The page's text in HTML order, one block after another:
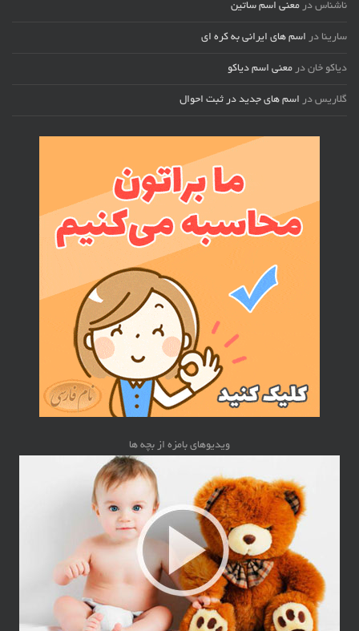
ناشناس در معنی اسم ساتین
سارینا در اسم های ایرانی به کره ای
دیاکو خان در معنی اسم دیاکو
گلاریس در اسم های جدید در ثبت احوال
ویدیوهای بامزه از بچه ها